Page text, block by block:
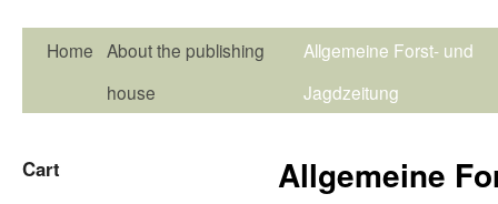
Home About the publishing
house
Allgemeine Forst- und
Jagdzeitung
Allgemeine
Cart